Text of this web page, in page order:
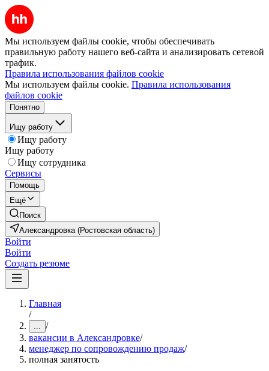
Мы используем файлы cookie, чтобы обеспечивать
правильную работу нашего веб-сайта и анализировать сетевой
трафик.
Правила использования файлов cookie
Мы используем файлы cookie. Правила использования
файлов cookie
Понятно
Ищу работу
Ищу работу
Ищу работу
Ищу сотрудника
Сервисы
Помощь
Ещё
Поиск
Александровка (Ростовская область)
Войти
Войти
Создать резюме
Главная
/
... /
вакансии в Александровке/
менеджер по сопровождению продаж/
полная занятость